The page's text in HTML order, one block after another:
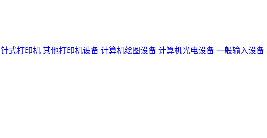
针式打印机 其他打印机设备 计算机绘图设备 计算机光电设备 一般输入设备